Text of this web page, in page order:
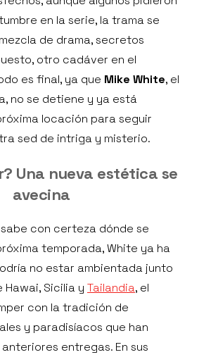
en la serie, la trama se
de drama, secretos
otro cadáver en el
es final, ya que Mike White, el
no se detiene y ya está
locación para seguir
sed de intriga y misterio.
Una nueva estética se
avecina
con certeza dónde se
temporada, White ya ha
no estar ambientada junto
Hawai, Sicilia y Tailandia, el
con la tradición de
y paradisíacos que han
entregas. En sus